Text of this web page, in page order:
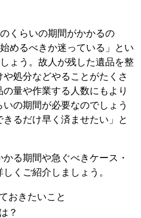
めるべきか迷っている」とい
ょう。故人が残した遺品を整
処分などやることがたくさ
量や作業する人数にもより
の期間が必要なのでしょう
るだけ早く済ませたい」と
る期間や急ぐべきケース・
くご紹介しましょう。
おきたいこと
？